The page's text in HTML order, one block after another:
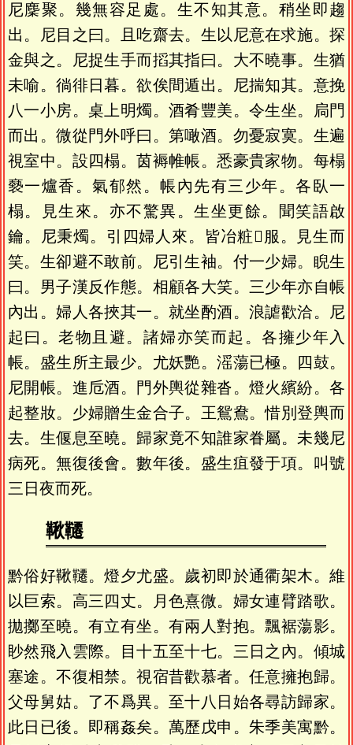
尼麇聚。幾無容足處。生不知其意。稍坐即趨
出。尼目之曰。且吃齋去。生以尼意在求施。探
金與之。尼捉生手而搯其指曰。大不曉事。生猶
未喻。徜徘日暮。欲俟間遁出。尼揣知其。意挽
八一小房。桌上明燭。酒肴豐美。令生坐。扃門
而出。微從門外呼曰。第噉酒。勿憂寂寞。生遍
視室中。設四榻。茵褥帷帳。悉豪貴家物。每榻
褻一爐香。氣郁然。帳內先有三少年。各臥一
榻。見生來。亦不驚異。生坐更餘。聞笑語啟
鑰。尼秉燭。引四婦人來。皆冶粧𣽃服。見生而
笑。生卻避不敢前。尼引生袖。付一少婦。睨生
曰。男子漢反作態。相顧各大笑。三少年亦自帳
內出。婦人各挾其一。就坐酌酒。浪謔歡洽。尼
起曰。老物且避。諸婦亦笑而起。各擁少年入
帳。盛生所主最少。尤妖艷。滛蕩已極。四鼓。
尼開帳。進卮酒。門外輿從雜沓。燈火繽紛。各
起整妝。少婦贈生金合子。王鴛鴦。惜別登輿而
去。生偃息至曉。歸家竟不知誰家眷屬。未幾尼
病死。無復後會。數年後。盛生疽發于項。叫號
三日夜而死。
鞦韆
黔俗好鞦韆。燈夕尤盛。歲初即於通衢架木。維
以巨索。高三四丈。月色熹微。婦女連臂踏歌。
拋擲至曉。有立有坐。有兩人對抱。飄裾蕩影。
眇然飛入雲際。目十五至十七。三日之內。傾城
塞途。不復相禁。視宿昔歡慕者。任意擁抱歸。
父母舅姑。了不爲異。至十八日始各尋訪歸家。
此日已後。即稱姦矣。萬歷戊申。朱季美寓黔。